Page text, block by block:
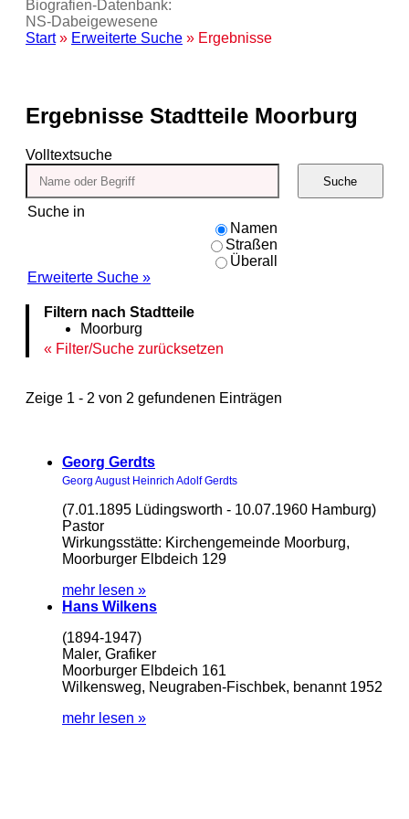
Biografien-Datenbank:
NS‑Dabeigewesene
Start» Erweiterte Suche » Ergebnisse
Ergebnisse Stadtteile Moorburg
Volltextsuche
Suche in
Namen
Straßen
Überall
Erweiterte Suche »
Suche
Filtern nach Stadtteile
Moorburg
Filter/Suche zurücksetzen
Zeige 1 - 2 von 2 gefundenen Einträgen
Georg Gerdts
Georg August Heinrich Adolf Gerdts
(7.01.1895 Lüdingsworth - 10.07.1960 Hamburg)
Pastor
Wirkungsstätte: Kirchengemeinde Moorburg,
Moorburger Elbdeich 129
mehr lesen »
Hans Wilkens
(1894-1947)
Maler, Grafiker
Moorburger Elbdeich 161
Wilkensweg, Neugraben-Fischbek, benannt 1952
mehr lesen »